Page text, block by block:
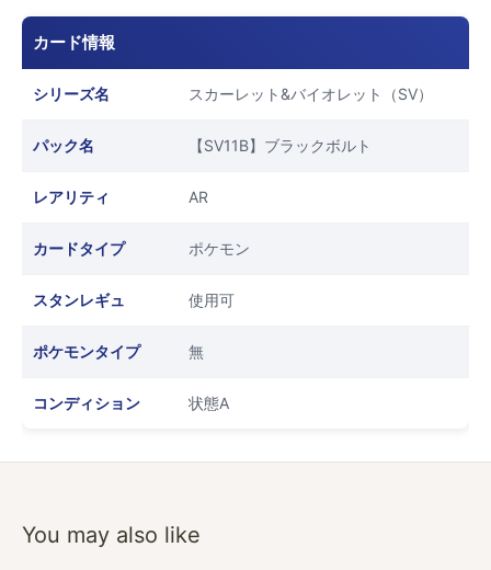
カード情報
シリーズ名 スカーレット&バイオレット（SV）
パック名 【SV11B】ブラックボルト
レアリティ AR
カードタイプ ポケモン
スタンレギュ 使用可
ポケモンタイプ 無
コンディション 状態A
You may also like